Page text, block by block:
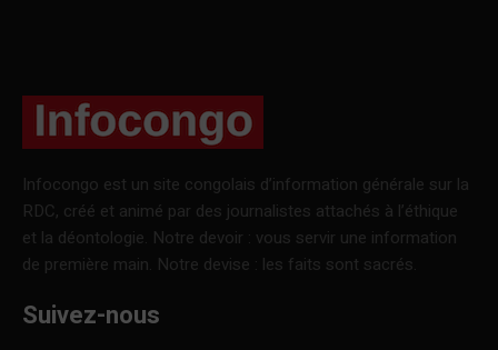
Infocongo est un site congolais d’information générale sur la
RDC, créé et animé par des journalistes attachés à l’éthique
et la déontologie. Notre devoir : vous servir une information
de première main. Notre devise : les faits sont sacrés.
Suivez-nous